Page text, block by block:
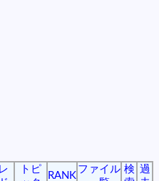
トピ
RANK
ファイル 検 過